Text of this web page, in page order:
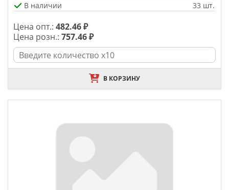
В наличии
33 шт.
Цена опт.: 482.46 ₽
Цена розн.: 757.46 ₽
В КОРЗИНУ